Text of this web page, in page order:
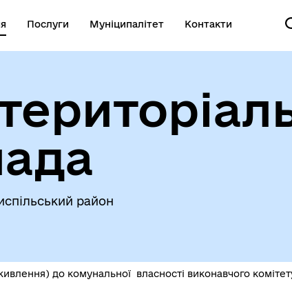
Послуги Муніципалітет Контакти
район
до комунальної власності виконавчого